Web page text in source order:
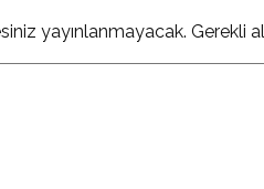
yayınlanmayacak. Gerekli